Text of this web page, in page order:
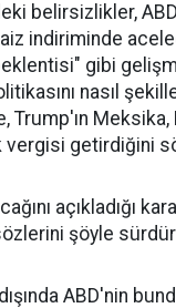
belirsizlikler,
indiriminde
gibi
nasıl
Trump'ın Meksika,
vergisi getirdiğini
açıkladığı
şöyle
ABD'nin